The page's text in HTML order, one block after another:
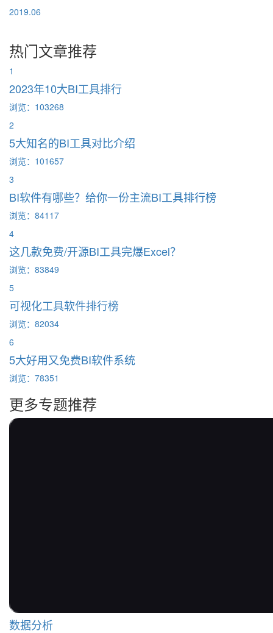
2019.06
热门文章推荐
1
2023年10大BI工具排行
浏览：103268
2
5大知名的BI工具对比介绍
浏览：101657
3
BI软件有哪些？给你一份主流BI工具排行榜
浏览：84117
4
这几款免费/开源BI工具完爆Excel？
浏览：83849
5
可视化工具软件排行榜
浏览：82034
6
5大好用又免费BI软件系统
浏览：78351
更多专题推荐
数据分析